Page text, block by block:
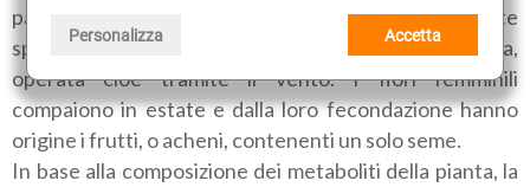
Personalizza Accetta
pannocchie, e quelli femminili pistilliferi, riuniti in corte
spighe, su piante diverse; l'impollinazione è anemofila,
operata cioè tramite il vento. I fiori femminili
compaiono in estate e dalla loro fecondazione hanno
origine i frutti, o acheni, contenenti un solo seme.
In base alla composizione dei metaboliti della pianta, la